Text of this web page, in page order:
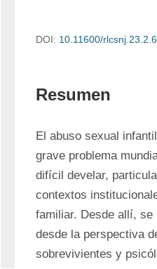
DOI: 10.11600/
Resumen
El abuso sexual
grave problema
difícil develar,
contextos
familiar. Desde allí, se
desde la perspectiva
sobrevivientes y